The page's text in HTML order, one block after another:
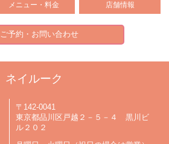
メニュー・料金 店舗情報
ご予約・お問い合わせ
ネイルーク
〒142-0041
東京都品川区戸越２－５－４ 黒川ビ
ル２０２